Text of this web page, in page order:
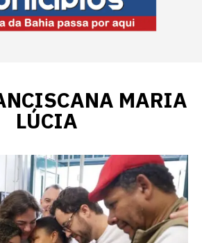
MARIA
LÚCIA